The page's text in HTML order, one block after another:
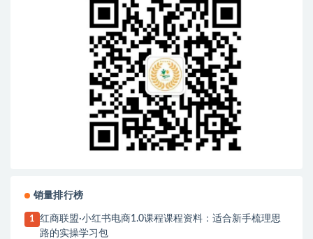
销量排行榜
1
红商联盟·小红书电商1.0课程课程资料：适合新手梳理思
路的实操学习包